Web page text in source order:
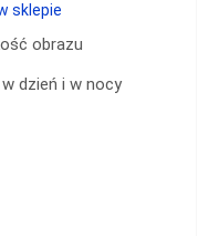
obrazu
dzień i w nocy
sklepie